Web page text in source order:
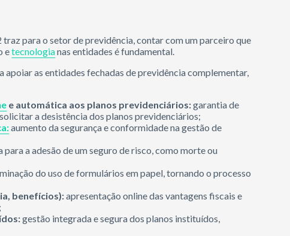
traz para o setor de previdência, contar com um parceiro que
etecnologianas entidades é fundamental.
as entidades fechadas de previdência complementar,
e automática aos planos previdenciários:garantia de
a desistência dos planos previdenciários;
aumento da segurança e conformidade na gestão de
a adesão de um seguro de risco, como morte ou
do uso de formulários em papel, tornando o processo
benefícios):apresentação online das vantagens fiscais e
gestão integrada e segura dos planos instituídos,